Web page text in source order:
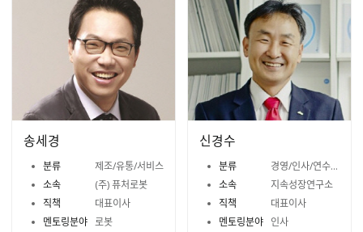
송세경
분류
제조/유통/서비스
소속
(주) 퓨처로봇
직책
대표이사
멘토링분야 로봇
신경수
분류
경영/인사/연수/노무
소속
지속성장연구소
직책
대표이사
멘토링분야 인사